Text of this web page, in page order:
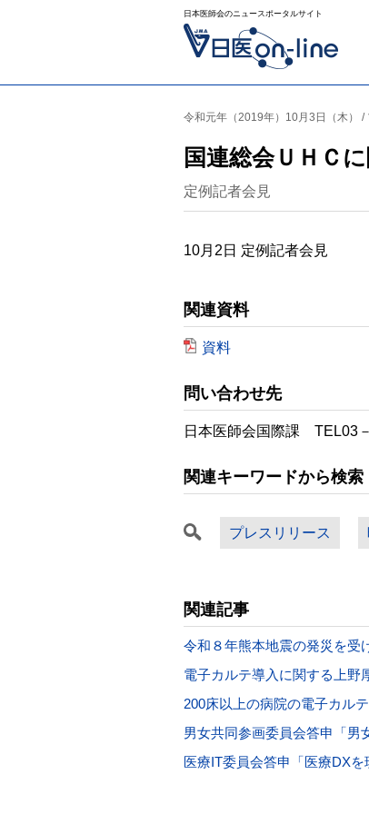
日本医師会のニュースポータルサイト
令和元年（2019年）10月3日（木） /
国連総会ＵＨＣ
定例記者会見
10月2日 定例記者会見
関連資料
資料
問い合わせ先
日本医師会国際課 TEL03
関連キーワードから検索
プレスリリース
関連記事
令和８年熊本地震の発災を受
電子カルテ導入に関する上野
200床以上の病院の電子カル
男女共同参画委員会答申「男
医療IT委員会答申「医療DXを